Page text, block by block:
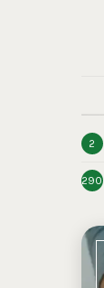
2
290